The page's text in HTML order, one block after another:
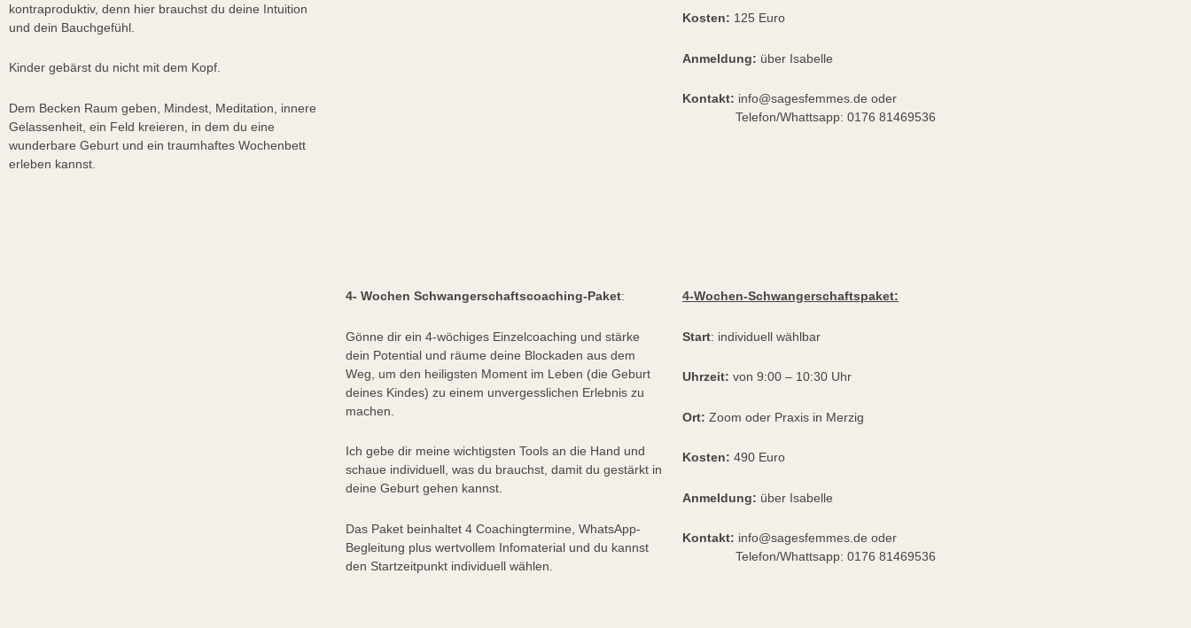
kontraproduktiv, denn hier brauchst du deine Intuition
und dein Bauchgefühl.
Kinder gebärst du nicht mit dem Kopf.
Dem Becken Raum geben, Mindest, Meditation, innere
Gelassenheit, ein Feld kreieren, in dem du eine
wunderbare Geburt und ein traumhaftes Wochenbett
erleben kannst.
Kosten: 125 Euro
Anmeldung: über Isabelle
Kontakt: info@sagesfemmes.de oder
Telefon/Whattsapp: 0176 81469536
4- Wochen Schwangerschaftscoaching-Paket:
Gönne dir ein 4-wöchiges Einzelcoaching und stärke
dein Potential und räume deine Blockaden aus dem
Weg, um den heiligsten Moment im Leben (die Geburt
deines Kindes) zu einem unvergesslichen Erlebnis zu
machen.
Ich gebe dir meine wichtigsten Tools an die Hand und
schaue individuell, was du brauchst, damit du gestärkt in
deine Geburt gehen kannst.
Das Paket beinhaltet 4 Coachingtermine, WhatsApp-
Begleitung plus wertvollem Infomaterial und du kannst
den Startzeitpunkt individuell wählen.
4-Wochen-Schwangerschaftspaket:
Start: individuell wählbar
Uhrzeit: von 9:00 – 10:30 Uhr
Ort: Zoom oder Praxis in Merzig
Kosten: 490 Euro
Anmeldung: über Isabelle
Kontakt: info@sagesfemmes.de oder
Telefon/Whattsapp: 0176 81469536